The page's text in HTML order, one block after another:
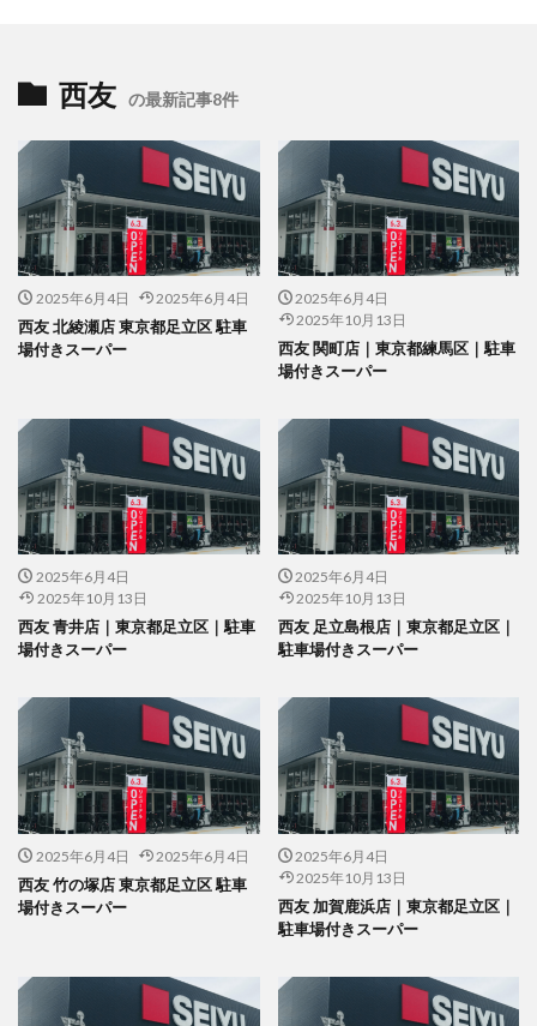
西友 の最新記事8件
2025年6月4日 2025年6月4日
西友 北綾瀬店 東京都足立区 駐車
場付きスーパー
2025年6月4日
2025年10月13日
西友 関町店｜東京都練馬区｜駐車
場付きスーパー
2025年6月4日
2025年10月13日
西友 青井店｜東京都足立区｜駐車
場付きスーパー
2025年6月4日
2025年10月13日
西友 足立島根店｜東京都足立区｜
駐車場付きスーパー
2025年6月4日 2025年6月4日
西友 竹の塚店 東京都足立区 駐車
場付きスーパー
2025年6月4日
2025年10月13日
西友 加賀鹿浜店｜東京都足立区｜
駐車場付きスーパー